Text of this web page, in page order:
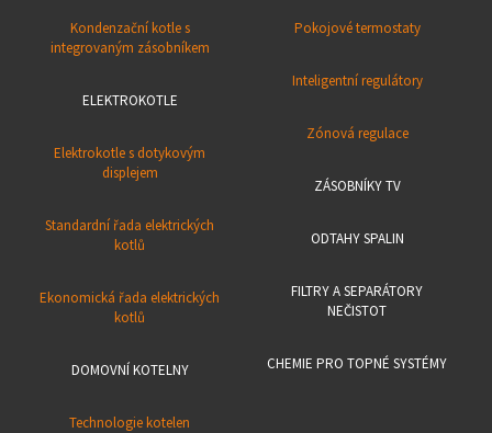
Kondenzační kotle s
integrovaným zásobníkem
ELEKTROKOTLE
Elektrokotle s dotykovým
displejem
Standardní řada elektrických
kotlů
Ekonomická řada elektrických
kotlů
DOMOVNÍ KOTELNY
Technologie kotelen
Pokojové termostaty
Inteligentní regulátory
Zónová regulace
ZÁSOBNÍKY TV
ODTAHY SPALIN
FILTRY A SEPARÁTORY
NEČISTOT
CHEMIE PRO TOPNÉ SYSTÉMY